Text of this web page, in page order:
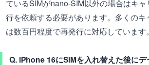
ているSIMがnano-SIM以外の場合はキ
行を依頼する必要があります。多くのキ
は数百円程度で再発行に対応しています。
Q. iPhone 16にSIMを入れ替えた後に